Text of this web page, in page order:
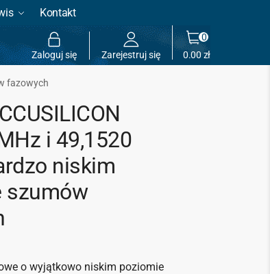
Kontakt
Zaloguj się Zarejestruj się 0.00zł
0
fazowych
i 49,1520
niskim
szumów
o wyjątkowo niskim poziomie